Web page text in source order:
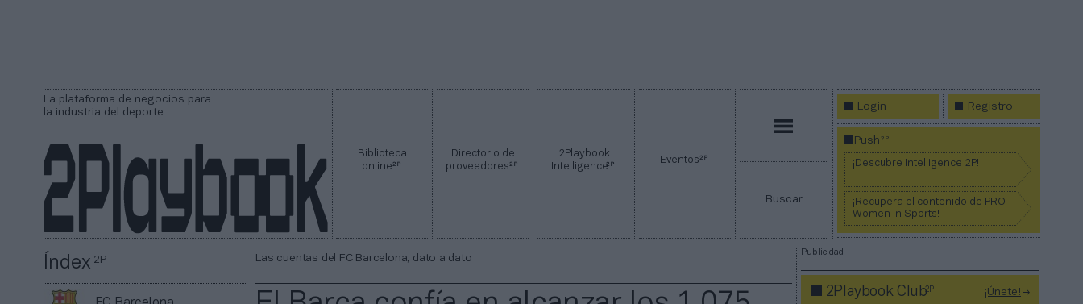
La plataforma de negocios para
la industria del deporte
Biblioteca
online2P
Directorio de
proveedores2P
2Playbook
Intelligence2P Eventos2P
Buscar
Login Registro
Push2P
¡Descubre Intelligence 2P!
¡Recupera el contenido de PRO
Women in Sports!
Índex2P Las cuentas del FC Barcelona, dato a dato
Publicidad
2Playbook Club2P ¡Únete!